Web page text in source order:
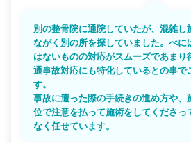
別の整骨院に通院していたが、混雑し
ながく別の所を探していました。べに
はないものの対応がスムーズであまり
通事故対応にも特化しているとの事で
す。
事故に遭った際の手続きの進め方や、
位で注意を払って施術をしてくださっ
なく任せています。